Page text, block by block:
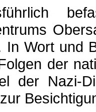
In Wort und
der
der Nazi-